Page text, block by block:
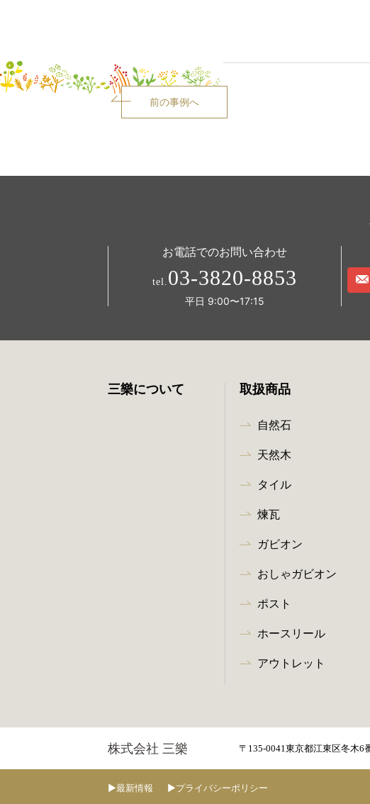
前の事例へ
お電話でのお問い合わせ
tel. 03-3820-8853
平日 9:00〜17:15
三樂について 取扱商品
自然石
天然木
タイル
煉瓦
ガビオン
おしゃガビオン
ポスト
ホースリール
アウトレット
株式会社 三樂 〒135-0041東京都江東区冬木6
最新情報 プライバシーポリシー